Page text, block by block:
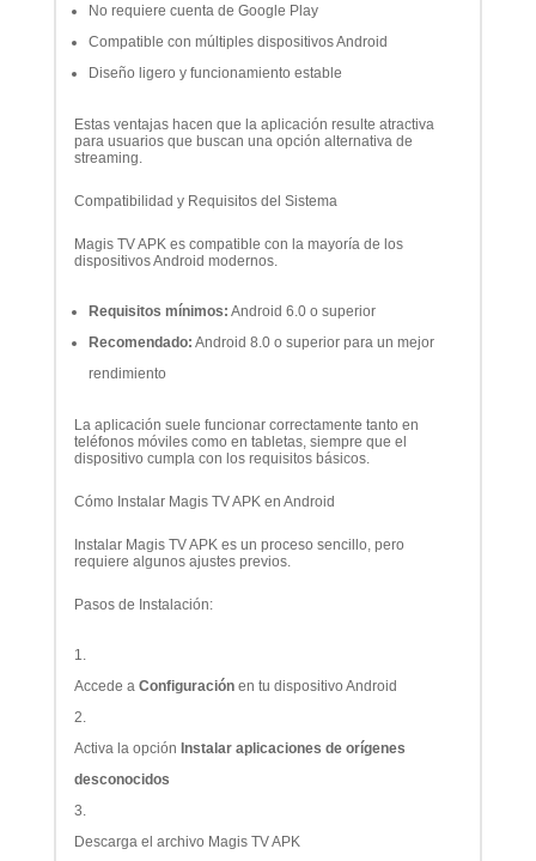
No requiere cuenta de Google Play
Compatible con múltiples dispositivos Android
Diseño ligero y funcionamiento estable
Estas ventajas hacen que la aplicación resulte atractiva
para usuarios que buscan una opción alternativa de
streaming.
Compatibilidad y Requisitos del Sistema
Magis TV APK es compatible con la mayoría de los
dispositivos Android modernos.
Requisitos mínimos: Android 6.0 o superior
Recomendado: Android 8.0 o superior para un mejor
rendimiento
La aplicación suele funcionar correctamente tanto en
teléfonos móviles como en tabletas, siempre que el
dispositivo cumpla con los requisitos básicos.
Cómo Instalar Magis TV APK en Android
Instalar Magis TV APK es un proceso sencillo, pero
requiere algunos ajustes previos.
Pasos de Instalación:
Accede a Configuraciónen tu dispositivo Android
Activa la opción Instalar aplicaciones de orígenes
desconocidos
Descarga el archivo Magis TV APK